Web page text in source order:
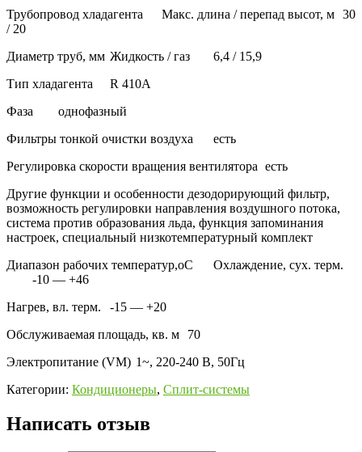
Трубопровод хладагента
Макс. длина / перепад высот, м 30
/ 20
Диаметр труб, мм Жидкость / газ
6,4 / 15,9
Тип хладагента
R 410A
Фаза
однофазный
Фильтры тонкой очистки воздуха
есть
Регулировка скорости вращения вентилятора есть
Другие функции и особенности дезодорирующий фильтр,
возможность регулировки направления воздушного потока,
система против образования льда, функция запоминания
настроек, специальный низкотемпературный комплект
Диапазон рабочих температур,oС
Охлаждение, сух. терм.
-10 — +46
Нагрев, вл. терм.
-15 — +20
Обслуживаемая площадь, кв. м
70
Электропитание (VM) 1~, 220-240 В, 50Гц
Категории: Кондиционеры, Сплит-системы
Написать отзыв